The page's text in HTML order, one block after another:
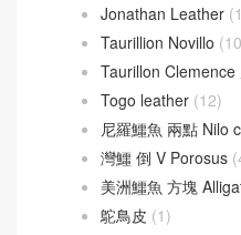
Jonathan Leather
Taurillion Novillo
Taurillon Clemence
Togo leather (12)
尼羅鱷魚 兩點 Nilo
灣鱷 倒 V Porosus
美洲鱷魚 方塊
鴕鳥皮 (1)